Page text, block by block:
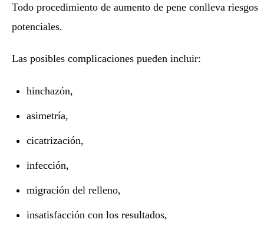
Todo procedimiento de aumento de pene conlleva riesgos
potenciales.
Las posibles complicaciones pueden incluir:
hinchazón,
asimetría,
cicatrización,
infección,
migración del relleno,
insatisfacción con los resultados,